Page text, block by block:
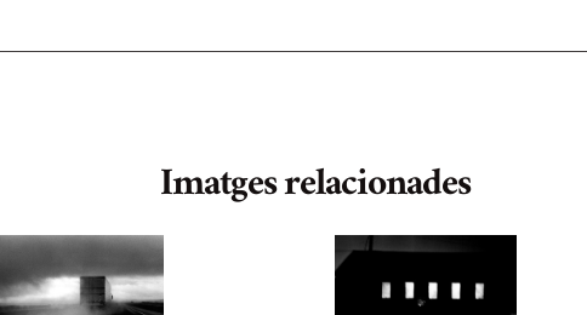
Imatges relacionades